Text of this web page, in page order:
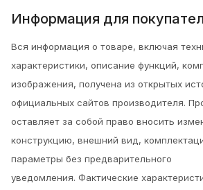
Информация для
Вся информация о товаре, включая
характеристики, описание функций,
изображения, получена из открытых
официальных сайтов производителя.
оставляет за собой право вносить
конструкцию, внешний вид,
параметры без предварительного
уведомления. Фактические